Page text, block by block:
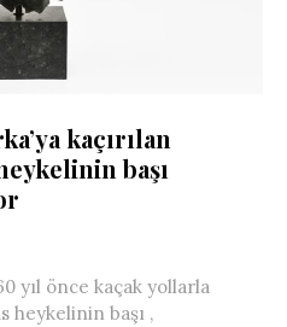
kaçırılan
başı
yıl önce kaçak yollarla
heykelinin başı ,